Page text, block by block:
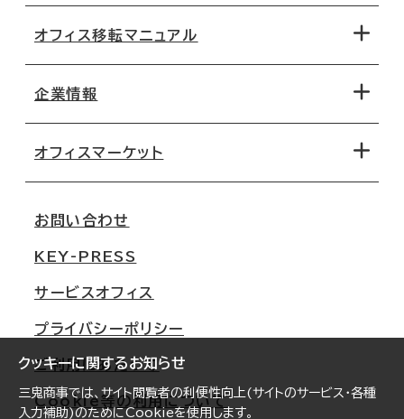
クッキーに関するお知らせ
三鬼商事では、サイト閲覧者の利便性向上(サイトのサービス・各種
入力補助)のためにCookieを使用します。
地図から探す
路線・駅から探す
オフィス移転マニュアル
移転コストシミュレーション
移転スケジュール
オフィス移転Q&A
企業情報
オフィスマーケット
大阪
名古屋
札幌
仙台
横浜
お問い合わせ
KEY-PRESS
サービスオフィス
プライバシーポリシー
ご利用にあたって
Cookie等の利用について